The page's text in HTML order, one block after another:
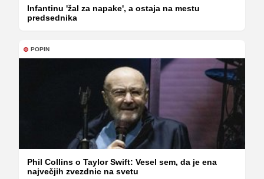
Infantinu 'žal za napake', a ostaja na mestu
predsednika
POPIN
Phil Collins o Taylor Swift: Vesel sem, da je ena
največjih zvezdnic na svetu